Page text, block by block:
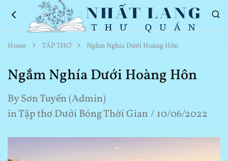
Nhất
Lang
Quán
Thơ
Hay
Cuộc
Sống
Home TẬP THƠ Ngắm Nghía Dưới Hoàng Hôn
Ngắm Nghía Dưới Hoàng Hôn
BySơn Tuyến (Admin)
inTập thơ Dưới Bóng Thời Gian 10/06/2022